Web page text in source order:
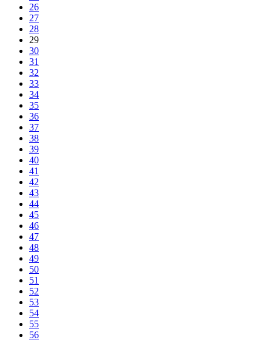
26
27
28
29
30
31
32
33
34
35
36
37
38
39
40
41
42
43
44
45
46
47
48
49
50
51
52
53
54
55
56